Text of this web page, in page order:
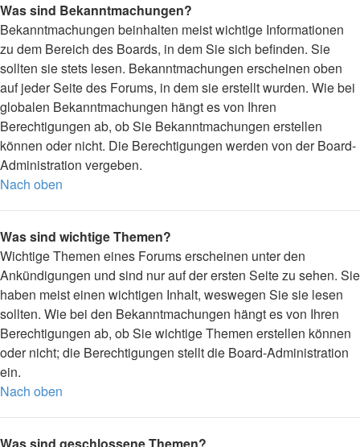
Was sind Bekanntmachungen?
Bekanntmachungen beinhalten meist wichtige Informationen
zu dem Bereich des Boards, in dem Sie sich befinden. Sie
sollten sie stets lesen. Bekanntmachungen erscheinen oben
auf jeder Seite des Forums, in dem sie erstellt wurden. Wie bei
globalen Bekanntmachungen hängt es von Ihren
Berechtigungen ab, ob Sie Bekanntmachungen erstellen
können oder nicht. Die Berechtigungen werden von der Board-
Administration vergeben.
Nach oben
Was sind wichtige Themen?
Wichtige Themen eines Forums erscheinen unter den
Ankündigungen und sind nur auf der ersten Seite zu sehen. Sie
haben meist einen wichtigen Inhalt, weswegen Sie sie lesen
sollten. Wie bei den Bekanntmachungen hängt es von Ihren
Berechtigungen ab, ob Sie wichtige Themen erstellen können
oder nicht; die Berechtigungen stellt die Board-Administration
ein.
Nach oben